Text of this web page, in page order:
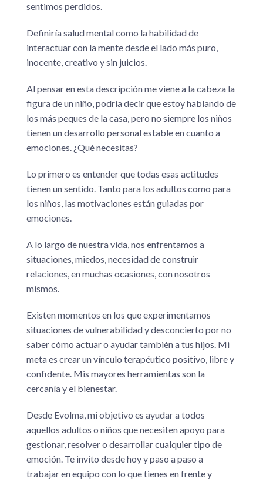
sentimos perdidos.
Definiría salud mental como la habilidad de
interactuar con la mente desde el lado más puro,
inocente, creativo y sin juicios.
Al pensar en esta descripción me viene a la cabeza la
figura de un niño, podría decir que estoy hablando de
los más peques de la casa, pero no siempre los niños
tienen un desarrollo personal estable en cuanto a
emociones. ¿Qué necesitas?
Lo primero es entender que todas esas actitudes
tienen un sentido. Tanto para los adultos como para
los niños, las motivaciones están guiadas por
emociones.
A lo largo de nuestra vida, nos enfrentamos a
situaciones, miedos, necesidad de construir
relaciones, en muchas ocasiones, con nosotros
mismos.
Existen momentos en los que experimentamos
situaciones de vulnerabilidad y desconcierto por no
saber cómo actuar o ayudar también a tus hijos. Mi
meta es crear un vínculo terapéutico positivo, libre y
confidente. Mis mayores herramientas son la
cercanía y el bienestar.
Desde Evolma, mi objetivo es ayudar a todos
aquellos adultos o niños que necesiten apoyo para
gestionar, resolver o desarrollar cualquier tipo de
emoción. Te invito desde hoy y paso a paso a
trabajar en equipo con lo que tienes en frente y